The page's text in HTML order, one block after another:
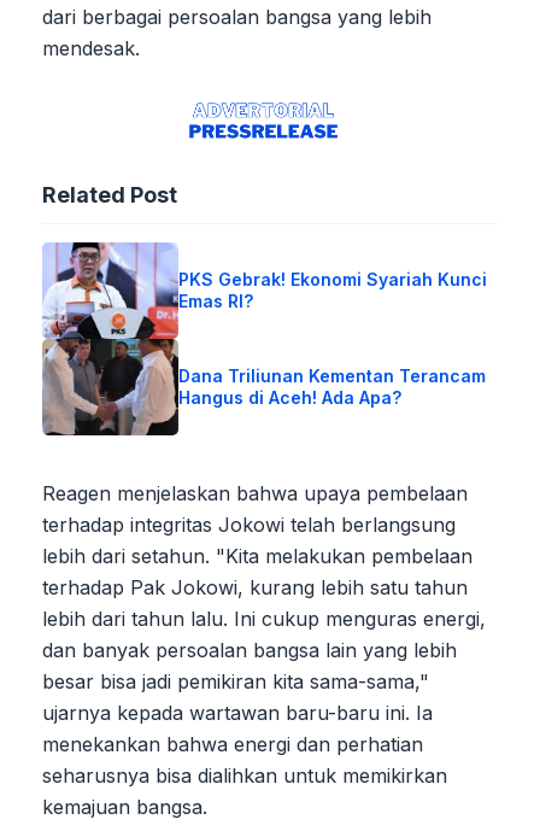
dari berbagai persoalan bangsa yang lebih
mendesak.
Related Post
PKS Gebrak! Ekonomi Syariah Kunci
Emas RI?
Dana Triliunan Kementan Terancam
Hangus di Aceh! Ada Apa?
Reagen menjelaskan bahwa upaya pembelaan
terhadap integritas Jokowi telah berlangsung
lebih dari setahun. "Kita melakukan pembelaan
terhadap Pak Jokowi, kurang lebih satu tahun
lebih dari tahun lalu. Ini cukup menguras energi,
dan banyak persoalan bangsa lain yang lebih
besar bisa jadi pemikiran kita sama-sama,"
ujarnya kepada wartawan baru-baru ini. Ia
menekankan bahwa energi dan perhatian
seharusnya bisa dialihkan untuk memikirkan
kemajuan bangsa.